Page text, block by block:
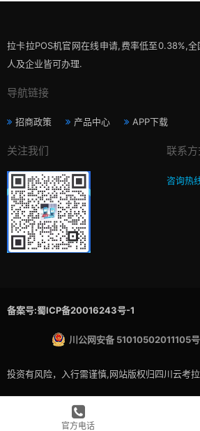
拉卡拉POS机官网在线申请,费率低至0.38%,
人及企业皆可办理.
导航链接
招商政策 产品中心 APP下载
关注我们 联系方
咨询热
备案号:蜀ICP备20016243号-1
川公网安备 51010502011105号
投资有风险，入行需谨慎,网站版权归四川云考
官方电话